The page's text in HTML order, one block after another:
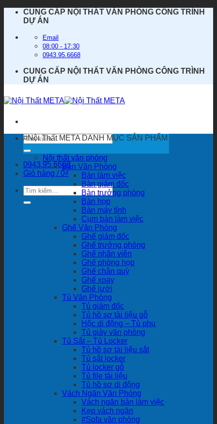
dung
CUNG CẤP NỘI THẤT VĂN PHÒNG CÔNG TRÌNH
DỰ ÁN
Email
08:00 - 17:30
0943.95.6668
CUNG CẤP NỘI THẤT VĂN PHÒNG CÔNG TRÌNH
DỰ ÁN
Tìm
kiếm:
0943.95.6668
Giỏ hàng /0₫
Tìm
kiếm:
#Nội Thất META DANH MỤC SẢN PHẨM
Nội thất văn phòng
Bàn Văn Phòng
Bàn làm việc
Bàn giám đốc
Bàn trưởng phòng
Bàn họp
Bàn máy tính
Cụm bàn làm việc
Ghế Văn Phòng
Ghế giám đốc
Ghế trưởng phòng
Ghế nhân viên
Ghế phòng họp
Ghế chân quỳ
Ghế xoay
Ghế lưới
Tủ Văn Phòng
Tủ giám đốc
Tủ hồ sơ tài liệu gỗ
Hộc di động – Tủ phụ
Tủ giày văn phòng
Tủ Sắt – Tủ Locker
Tủ hồ sơ tài liệu sắt
Tủ sắt locker
Tủ locker gỗ
Tủ file tài liệu
Tủ hồ sơ di động
Vách Ngăn Văn Phòng
Vách ngăn bàn làm việc
Kẹp vách ngăn
#Sofa văn phòng